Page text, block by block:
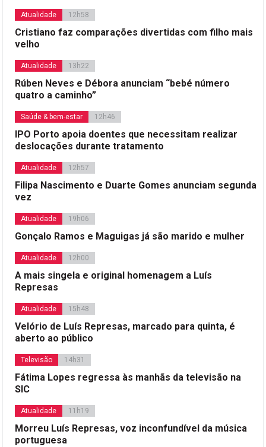
Atualidade 12h58
Cristiano faz comparações divertidas com filho mais
velho
Atualidade 13h22
Rúben Neves e Débora anunciam “bebé número
quatro a caminho”
Saúde & bem-estar 12h46
IPO Porto apoia doentes que necessitam realizar
deslocações durante tratamento
Atualidade 12h57
Filipa Nascimento e Duarte Gomes anunciam segunda
vez
Atualidade 19h06
Gonçalo Ramos e Maguigas já são marido e mulher
Atualidade 12h00
A mais singela e original homenagem a Luís
Represas
Atualidade 15h48
Velório de Luís Represas, marcado para quinta, é
aberto ao público
Televisão 14h31
Fátima Lopes regressa às manhãs da televisão na
SIC
Atualidade 11h19
Morreu Luís Represas, voz inconfundível da música
portuguesa